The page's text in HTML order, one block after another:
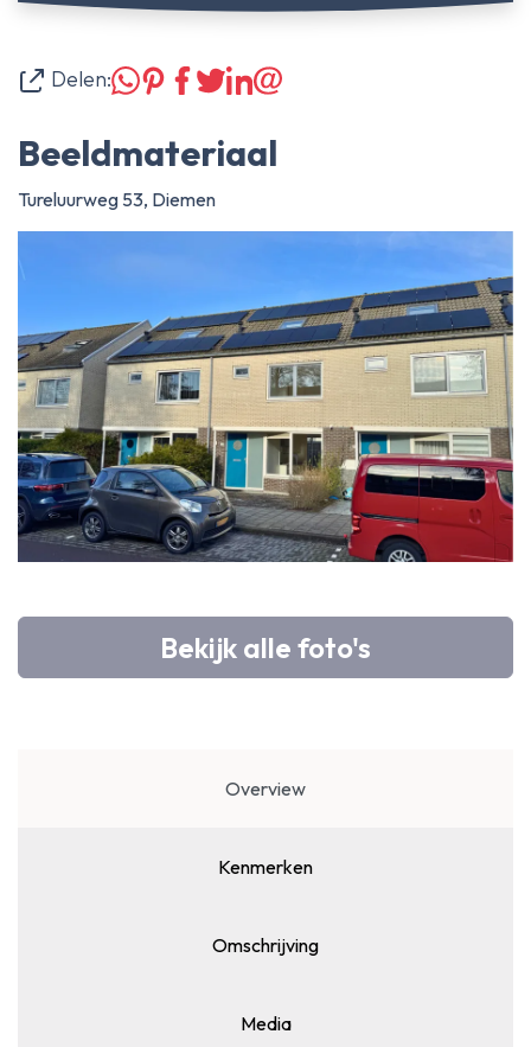
Delen:
Beeldmateriaal
Tureluurweg 53, Diemen
Bekijk alle foto's
Overview
Kenmerken
Omschrijving
Media